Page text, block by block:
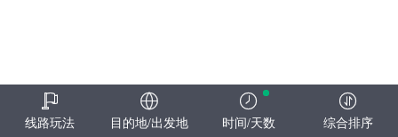
线路玩法 目的地/出发地 时间/天数 综合排序